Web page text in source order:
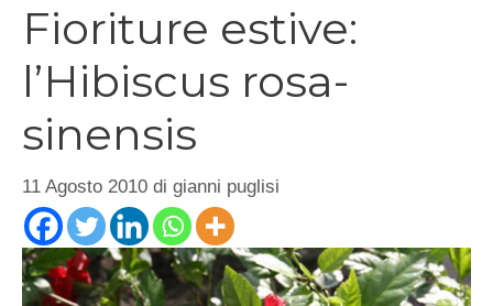
Fioriture estive:
l’Hibiscus rosa-
sinensis
11 Agosto 2010 di gianni puglisi